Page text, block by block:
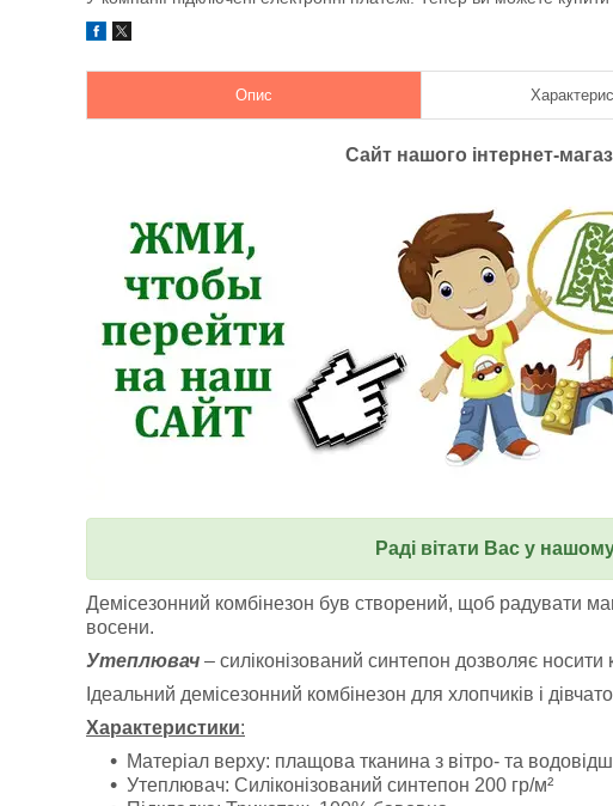
Опис
Сайт нашого інтернет-
Раді вітати Вас у
Демісезонний комбінезон був створений, щоб радувати
восени.
Утеплювач – силіконізований синтепон дозволяє
Ідеальний демісезонний комбінезон для хлопчиків і
Характеристики:
Матеріал верху: плащова тканина з вітро- та
Утеплювач: Силіконізований синтепон 200 гр/м²